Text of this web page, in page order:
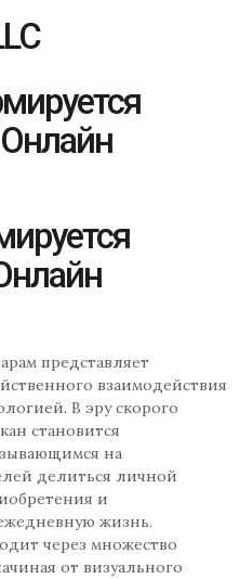
представляет
взаимодействия
В эру скорого
становится
на
делиться личной
и
жизнь.
через множество
от визуального